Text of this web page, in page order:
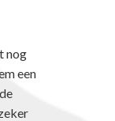
nog
een